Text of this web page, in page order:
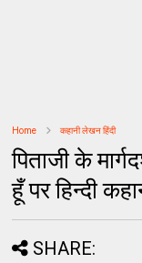
Home कहानी लेखन हिंदी
पिताजी के
हूँ पर हिन्दी
SHARE: